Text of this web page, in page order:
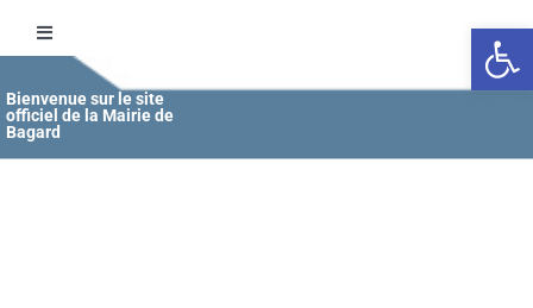
Ouvrir
Toggle
Navigation
Accueil
Bienvenue sur le site
officiel de la Mairie de
Bagard